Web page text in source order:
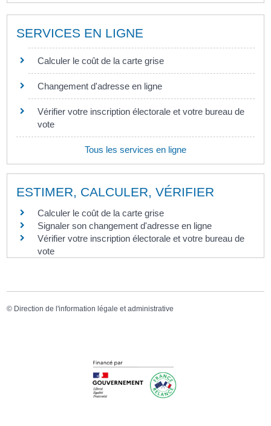
SERVICES EN LIGNE
Calculer le coût de la carte grise
Changement d'adresse en ligne
Vérifier votre inscription électorale et votre bureau de
vote
Tous les services en ligne
ESTIMER, CALCULER, VÉRIFIER
Calculer le coût de la carte grise
Signaler son changement d'adresse en ligne
Vérifier votre inscription électorale et votre bureau de
vote
© Direction de l'information légale et administrative